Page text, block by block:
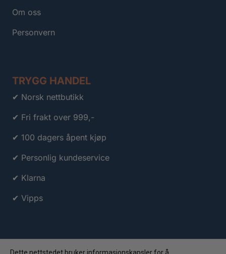
Om oss
Personvern
TRYGG HANDEL
✔ Norsk nettbutikk
✔ Fri frakt over 999,-
✔ 100 dagers åpent kjøp
✔ Personlig kundeservice
✔ Klarna
✔ Vipps